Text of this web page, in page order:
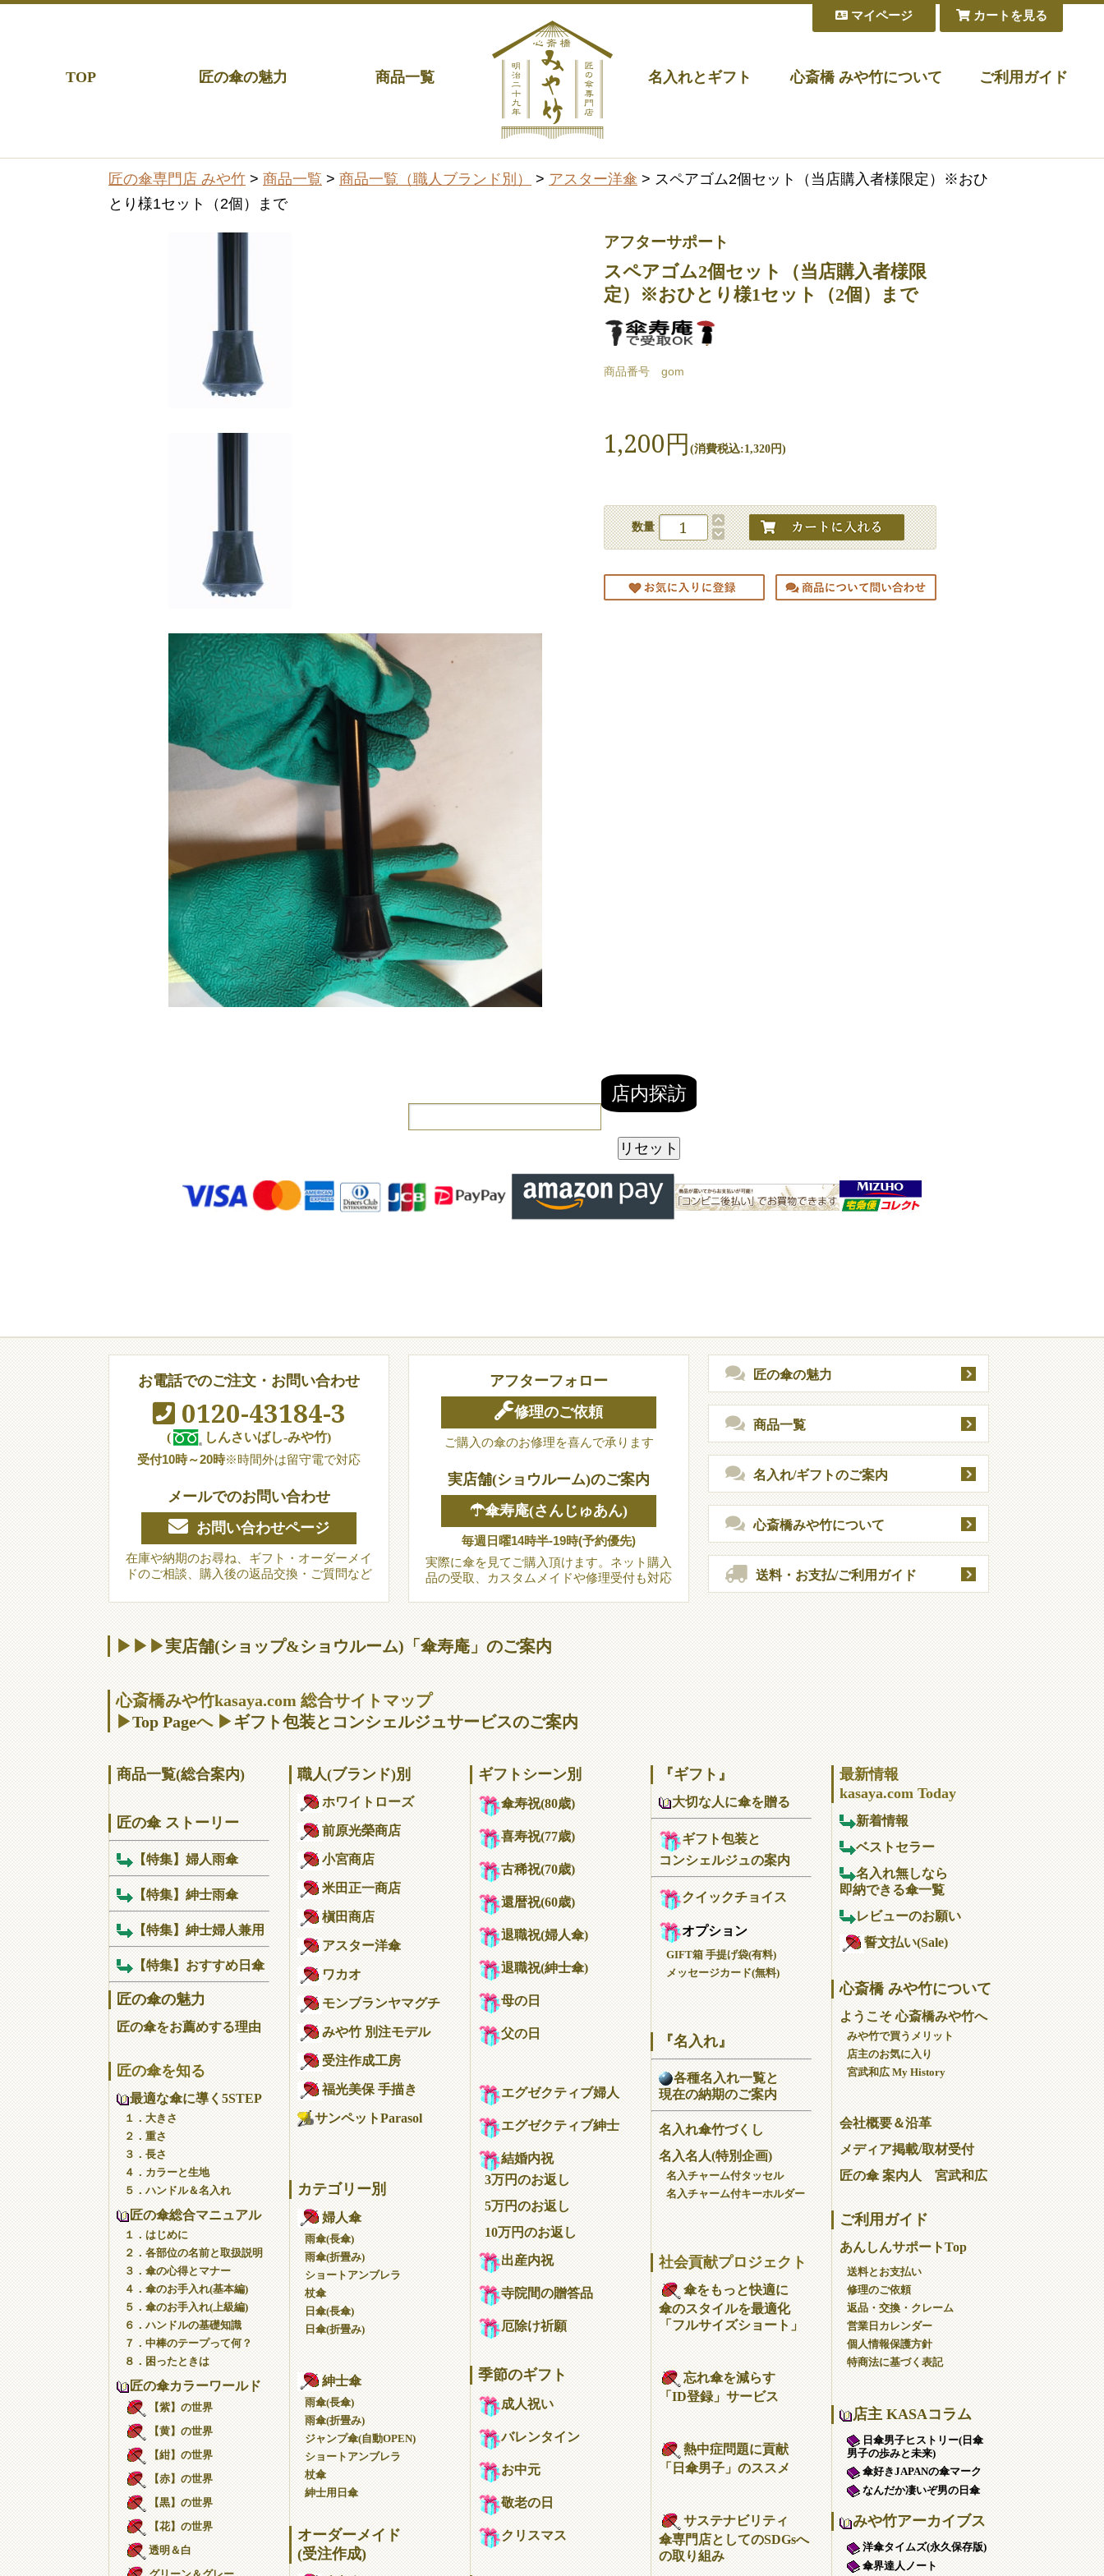
TOP 匠の傘の魅力 商品一覧 名入れとギフト 心斎橋 みや竹について ご利用ガイド
カートを見る
マイページ
匠の傘専門店 みや竹 > 商品一覧 > 商品一覧（職人ブランド別） > アスター洋傘 > スペアゴム2個セット（当店購入者様限定）※おひ
とり様1セット（2個）まで
アフターサポート
スペアゴム2個セット（当店購入者様限
定）※おひとり様1セット（2個）まで
商品番号 gom
1,200円 (消費税込:1,320円)
数量
お電話でのご注文・お問い合わせ
0120-43184-3
(
しんさいばし-みや竹)
受付10時～20時※時間外は留守電で対応
メールでのお問い合わせ
お問い合わせページ
在庫や納期のお尋ね、ギフト・オーダーメイ
ドのご相談、購入後の返品交換・ご質問など
アフターフォロー
修理のご依頼
ご購入の傘のお修理を喜んで承ります
実店舗(ショウルーム)のご案内
☂傘寿庵(さんじゅあん)
毎週日曜14時半-19時(予約優先)
実際に傘を見てご購入頂けます。ネット購入
品の受取、カスタムメイドや修理受付も対応
匠の傘の魅力
商品一覧
名入れ/ギフトのご案内
心斎橋みや竹について
送料・お支払/ご利用ガイド
▶▶▶実店舗(ショップ&ショウルーム)「傘寿庵」のご案内
心斎橋みや竹kasaya.com 総合サイトマップ
▶Top Pageへ ▶ギフト包装とコンシェルジュサービスのご案内
商品一覧(総合案内)
匠の傘 ストーリー
【特集】婦人雨傘
【特集】紳士雨傘
【特集】紳士婦人兼用
【特集】おすすめ日傘
匠の傘の魅力
匠の傘をお薦めする理由
匠の傘を知る
最適な傘に導く5STEP
１．大きさ
２．重さ
３．長さ
４．カラーと生地
５．ハンドル＆名入れ
匠の傘総合マニュアル
１．はじめに
２．各部位の名前と取扱説明
３．傘の心得とマナー
４．傘のお手入れ(基本編)
５．傘のお手入れ(上級編)
６．ハンドルの基礎知識
７．中棒のテープって何？
８．困ったときは
匠の傘カラーワールド
【紫】の世界
【黄】の世界
【紺】の世界
【赤】の世界
【黒】の世界
【花】の世界
透明＆白
職人(ブランド)別
ホワイトローズ
前原光榮商店
小宮商店
米田正一商店
槇田商店
アスター洋傘
ワカオ
モンブランヤマグチ
みや竹 別注モデル
受注作成工房
福光美保 手描き
サンペットParasol
カテゴリー別
婦人傘
雨傘(長傘)
雨傘(折畳み)
ショートアンブレラ
杖傘
日傘(長傘)
日傘(折畳み)
紳士傘
雨傘(長傘)
雨傘(折畳み)
ジャンプ傘(自動OPEN)
ショートアンブレラ
杖傘
紳士用日傘
オーダーメイド
(受注作成)
ギフトシーン別
傘寿祝(80歳)
喜寿祝(77歳)
古稀祝(70歳)
還暦祝(60歳)
退職祝(婦人傘)
退職祝(紳士傘)
母の日
父の日
エグゼクティブ婦人
エグゼクティブ紳士
結婚内祝
3万円のお返し
5万円のお返し
10万円のお返し
出産内祝
寺院間の贈答品
厄除け祈願
季節のギフト
成人祝い
バレンタイン
お中元
敬老の日
クリスマス
『ギフト』
大切な人に傘を贈る
ギフト包装と
コンシェルジュの案内
クイックチョイス
オプション
GIFT箱 手提げ袋(有料)
メッセージカード(無料)
『名入れ』
各種名入れ一覧と
現在の納期のご案内
名入れ傘竹づくし
名入名人(特別企画)
名入チャーム付タッセル
名入チャーム付キーホルダー
社会貢献プロジェクト
傘をもっと快適に
傘のスタイルを最適化
「フルサイズショート」
忘れ傘を減らす
「ID登録」サービス
熱中症問題に貢献
「日傘男子」のススメ
サステナビリティ
傘専門店としてのSDGsへ
の取り組み
最新情報
kasaya.com Today
新着情報
ベストセラー
名入れ無しなら
即納できる傘一覧
レビューのお願い
誓文払い(Sale)
心斎橋 みや竹について
ようこそ 心斎橋みや竹へ
みや竹で買うメリット
店主のお気に入り
宮武和広 My History
会社概要＆沿革
メディア掲載/取材受付
匠の傘 案内人 宮武和広
ご利用ガイド
あんしんサポートTop
送料とお支払い
修理のご依頼
返品・交換・クレーム
営業日カレンダー
個人情報保護方針
特商法に基づく表記
店主 KASAコラム
日傘男子ヒストリー(日傘
男子の歩みと未来)
傘好きJAPANの傘マーク
なんだか凄いぞ男の日傘
みや竹アーカイブス
洋傘タイムズ(永久保存版)
傘界達人ノート